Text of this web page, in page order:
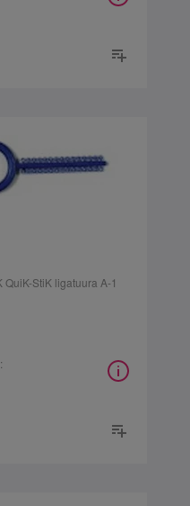
StiK ligatuura A-1